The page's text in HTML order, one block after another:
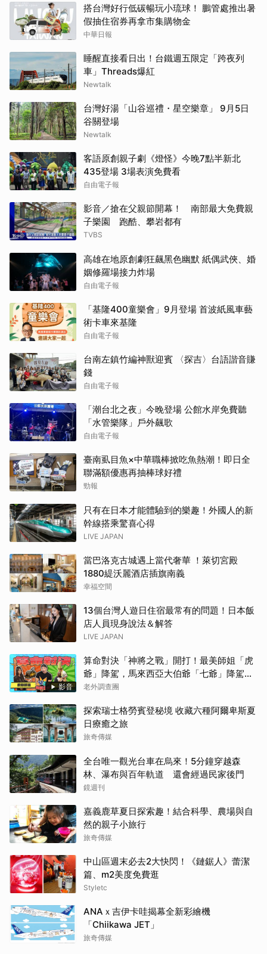
搭台灣好行低碳暢玩小琉球！ 鵬管處推出暑
假抽住宿券再拿市集購物金
中華日報
睡醒直接看日出！台鐵週五限定「跨夜列
車」Threads爆紅
Newtalk
台灣好湯「山谷巡禮・星空樂章」 9月5日
谷關登場
Newtalk
客語原創親子劇《燈怪》今晚7點半新北
435登場 3場表演免費看
自由電子報
影音／搶在父親節開幕！ 南部最大免費親
子樂園 跑酷、攀岩都有
TVBS
高雄在地原創劇狂飆黑色幽默 紙偶武俠、婚
姻修羅場接力炸場
自由電子報
「基隆400童樂會」9月登場 首波紙風車藝
術卡車來基隆
自由電子報
台南左鎮竹編神獸迎賓 〈探吉〉台語諧音賺
錢
自由電子報
「潮台北之夜」今晚登場 公館水岸免費聽
「水管樂隊」戶外飆歌
自由電子報
臺南虱目魚×中華職棒掀吃魚熱潮！即日全
聯滿額優惠再抽棒球好禮
勁報
只有在日本才能體驗到的樂趣！外國人的新
幹線搭乘驚喜心得
LIVE JAPAN
當巴洛克古城遇上當代奢華 ！萊切宮殿
1880緹沃麗酒店插旗南義
幸福空間
13個台灣人遊日住宿最常有的問題！日本飯
店人員現身說法＆解答
LIVE JAPAN
影音
算命對決「神將之戰」開打！最美師姐「虎
爺」降駕，馬來西亞大伯爺「七爺」降駕。
當虎爺對上七爺，神明之間的較量究竟誰會
老外調查團
探索瑞士格勞賓登秘境 收藏六種阿爾卑斯夏
日療癒之旅
旅奇傳媒
全台唯一觀光台車在烏來！5分鐘穿越森
林、瀑布與百年軌道 還會經過民家後門
鏡週刊
嘉義鹿草夏日探索趣！結合科學、農場與自
然的親子小旅行
旅奇傳媒
中山區週末必去2大快閃！《鏈鋸人》蕾潔
篇、m2美度免費逛
Styletc
ANAｘ吉伊卡哇揭幕全新彩繪機
「Chiikawa JET」
旅奇傳媒